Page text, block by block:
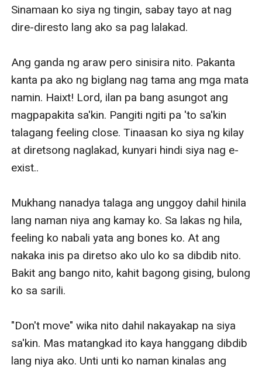
Sinamaan ko siya ng tingin, sabay tayo at nag
dire-diresto lang ako sa pag lalakad.
Ang ganda ng araw pero sinisira nito. Pakanta
kanta pa ako ng biglang nag tama ang mga mata
namin. Haixt! Lord, ilan pa bang asungot ang
magpapakita sa'kin. Pangiti ngiti pa 'to sa'kin
talagang feeling close. Tinaasan ko siya ng kilay
at diretsong naglakad, kunyari hindi siya nag e-
exist..
Mukhang nanadya talaga ang unggoy dahil hinila
lang naman niya ang kamay ko. Sa lakas ng hila,
feeling ko nabali yata ang bones ko. At ang
nakaka inis pa diretso ako ulo ko sa dibdib nito.
Bakit ang bango nito, kahit bagong gising, bulong
ko sa sarili.
"Don't move" wika nito dahil nakayakap na siya
sa'kin. Mas matangkad ito kaya hanggang dibdib
lang niya ako. Unti unti ko naman kinalas ang